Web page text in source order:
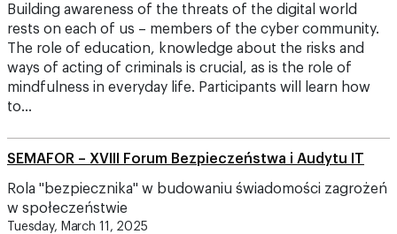
Building awareness of the threats of the digital world
rests on each of us – members of the cyber community.
The role of education, knowledge about the risks and
ways of acting of criminals is crucial, as is the role of
mindfulness in everyday life. Participants will learn how
to…
SEMAFOR – XVIII Forum Bezpieczeństwa i Audytu IT
Rola "bezpiecznika" w budowaniu świadomości zagrożeń
w społeczeństwie
Tuesday, March 11, 2025